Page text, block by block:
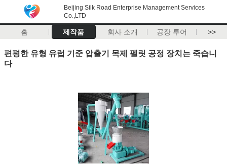
Beijing Silk Road Enterprise Management Services
Co.,LTD
홈 제작품 회사 소개 공장 투어 >>
편평한 유형 유럽 기준 압출기 목제 펠릿 공정 장치는 죽습니
다